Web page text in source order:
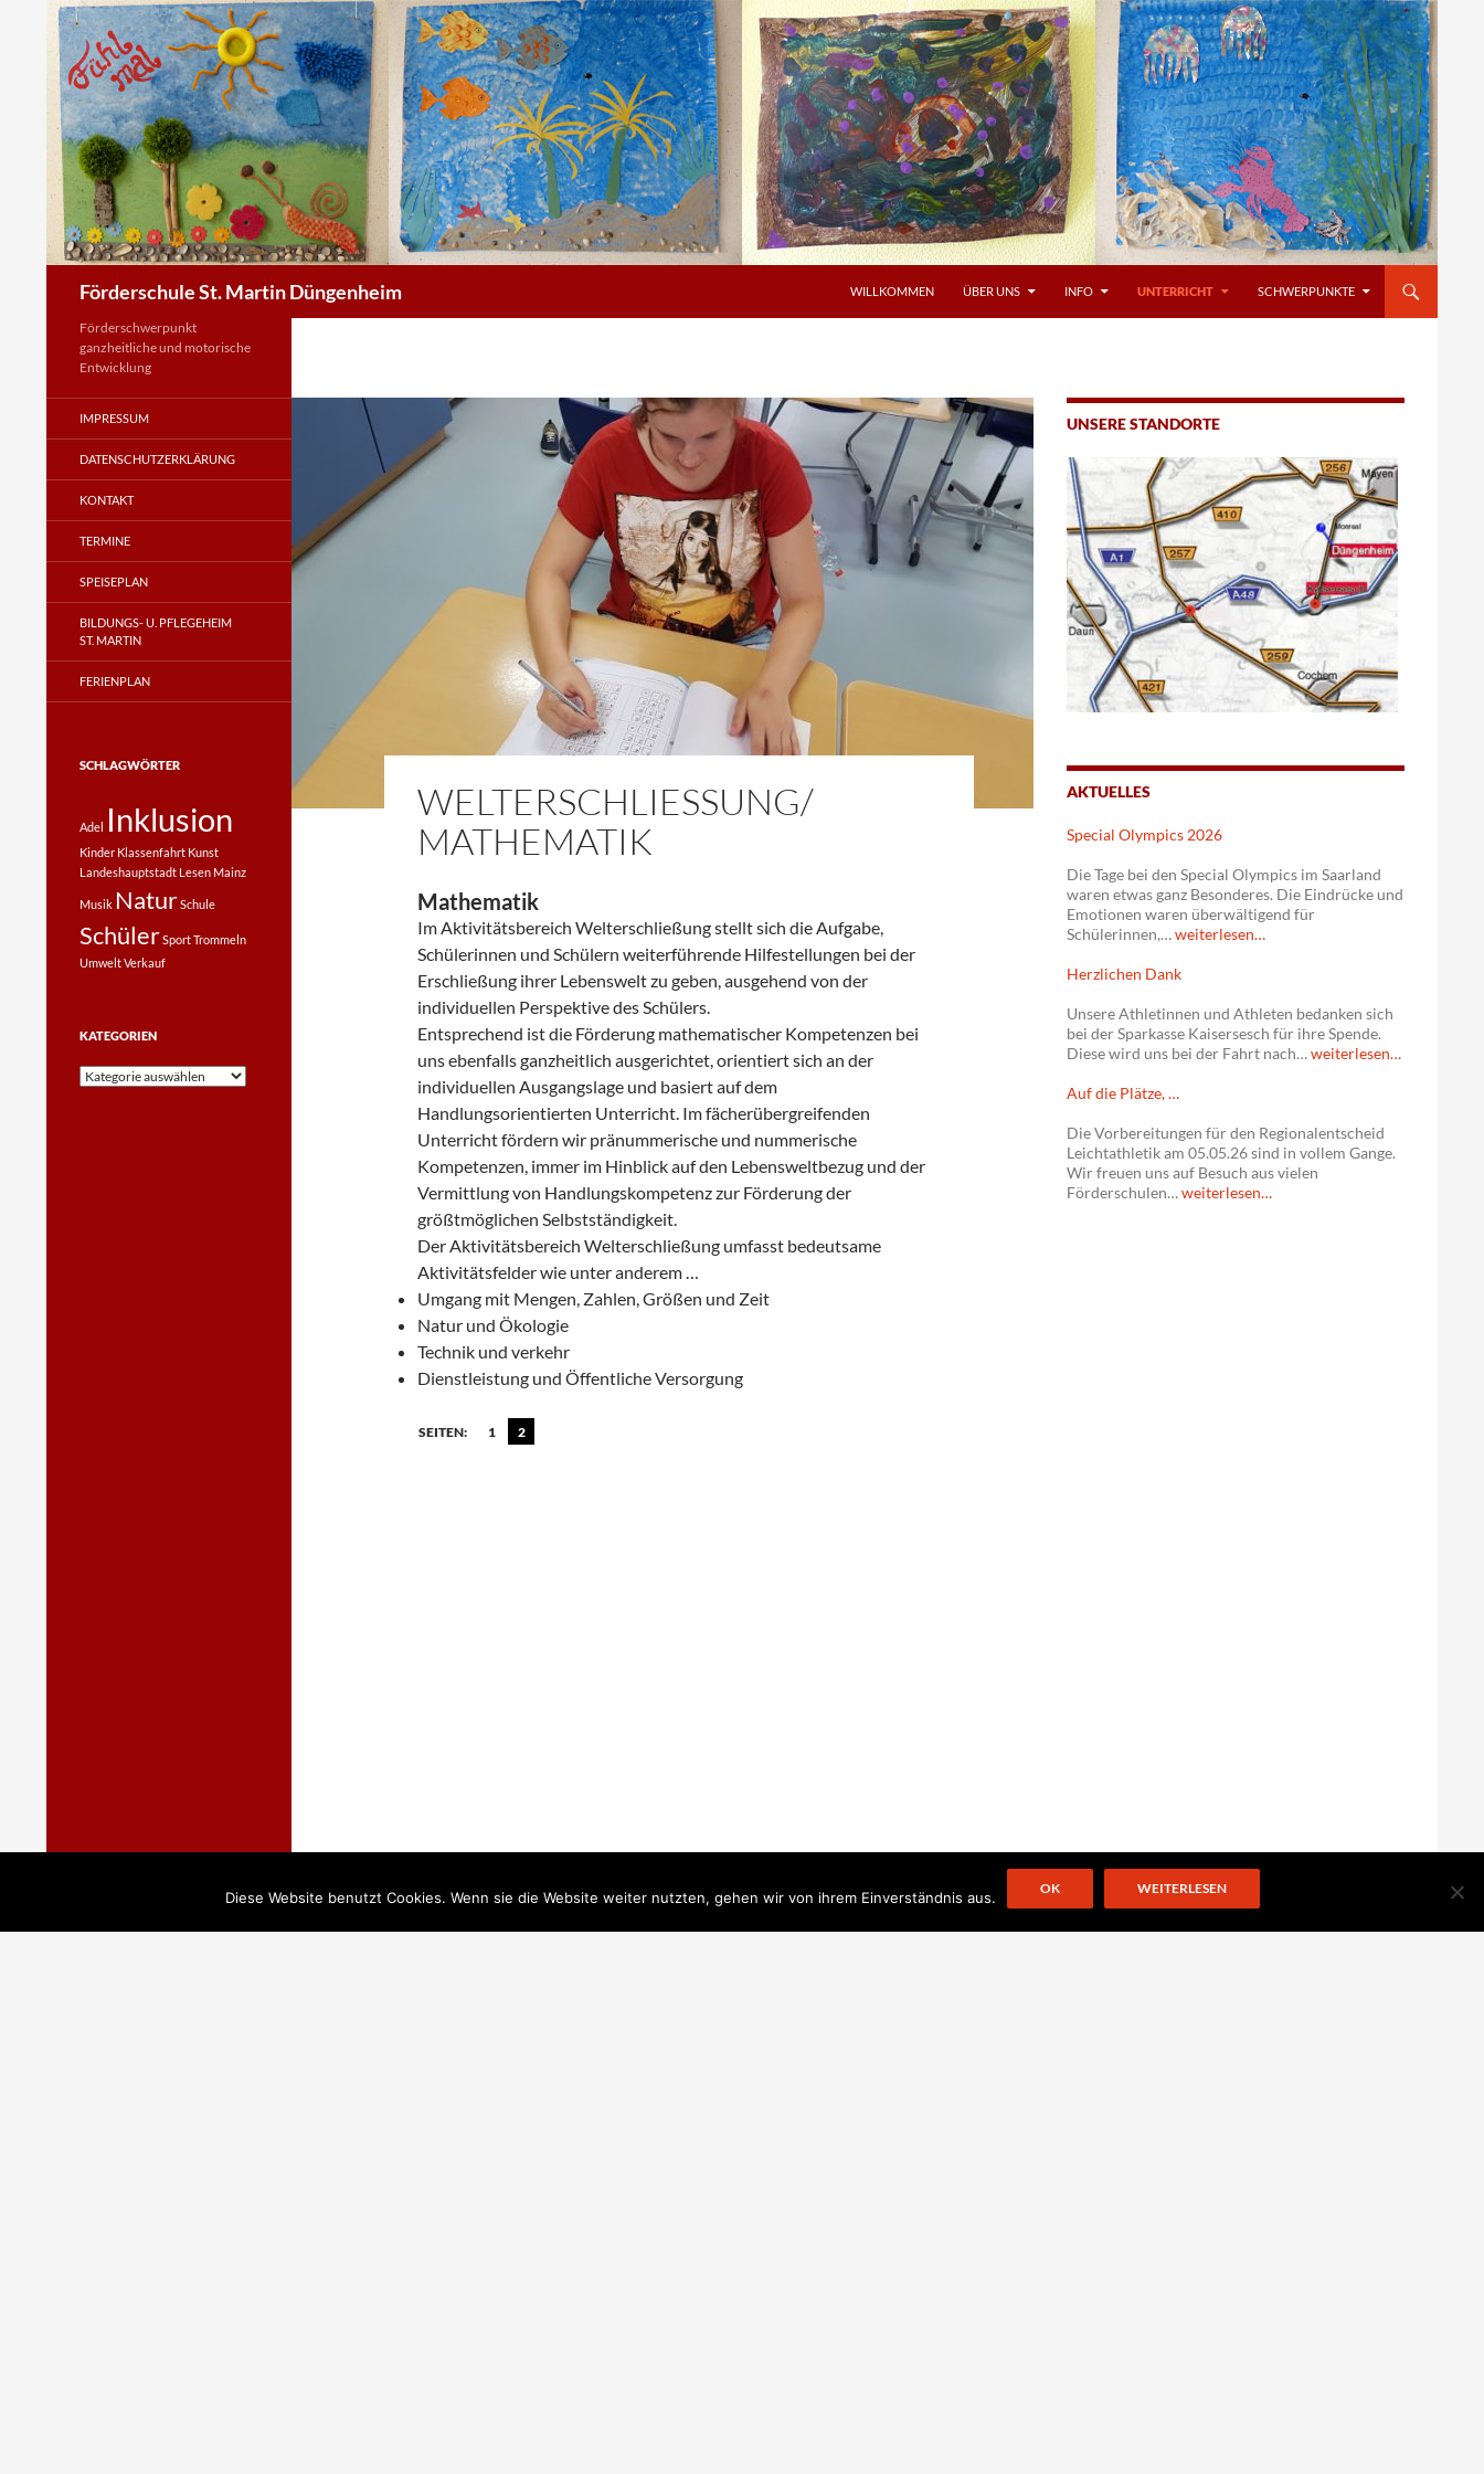
springen
Förderschule St. Martin Düngenheim WILLKOMMEN ÜBER UNS INFO UNTERRICHT SCHWERPUNKTE
WELTERSCHLIESSUNG/ M
ATHEMATIK
Mathematik
Im Aktivitätsbereich Welterschließung stellt sich die Aufgabe,
Schülerinnen und Schülern weiterführende Hilfestellungen bei der
Erschließung ihrer Lebenswelt zu geben, ausgehend von der
individuellen Perspektive des Schülers.
Entsprechend ist die Förderung mathematischer Kompetenzen bei
uns ebenfalls ganzheitlich ausgerichtet, orientiert sich an der
individuellen Ausgangslage und basiert auf dem
Handlungsorientierten Unterricht. Im fächerübergreifenden
Unterricht fördern wir pränummerische und nummerische
Kompetenzen, immer im Hinblick auf den Lebensweltbezug und der
Vermittlung von Handlungskompetenz zur Förderung der
größtmöglichen Selbstständigkeit.
Der Aktivitätsbereich Welterschließung umfasst bedeutsame
Aktivitätsfelder wie unter anderem …
Umgang mit Mengen, Zahlen, Größen und Zeit
Natur und Ökologie
Technik und verkehr
Dienstleistung und Öffentliche Versorgung
SEITEN: 1 2
UNSERE STANDORTE
AKTUELLES
Special Olympics 2026
Die Tage bei den Special Olympics im Saarland
waren etwas ganz Besonderes. Die Eindrücke und
Emotionen waren überwältigend für
Schülerinnen,…weiterlesen…
Herzlichen Dank
Unsere Athletinnen und Athleten bedanken sich
bei der Sparkasse Kaisersesch für ihre Spende.
Diese wird uns bei der Fahrt nach…weiterlesen…
Auf die Plätze, …
Die Vorbereitungen für den Regionalentscheid
Leichtathletik am 05.05.26 sind in vollem Gange.
Wir freuen uns auf Besuch aus vielen
Förderschulen…weiterlesen…
Förderschwerpunkt
ganzheitliche und motorische
Entwicklung
IMPRESSUM
DATENSCHUTZERKLÄRUNG
KONTAKT
TERMINE
SPEISEPLAN
BILDUNGS- U. PFLEGEHEIM
ST. MARTIN
FERIENPLAN
SCHLAGWÖRTER
Adel Inklusion
Kinder Klassenfahrt Kunst
Landeshauptstadt Lesen Mainz
Musik NaturSchule
SchülerSportTrommeln
UmweltVerkauf
KATEGORIEN
Kategorien
Diese Website benutzt Cookies. Wenn sie die Website weiter nutzten, gehen wir von ihrem Einverständnis aus.
OK WEITERLESEN